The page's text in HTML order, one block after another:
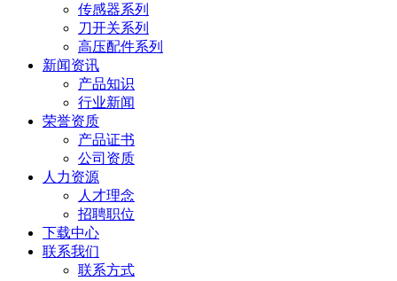
传感器系列
刀开关系列
高压配件系列
新闻资讯
产品知识
行业新闻
荣誉资质
产品证书
公司资质
人力资源
人才理念
招聘职位
下载中心
联系我们
联系方式